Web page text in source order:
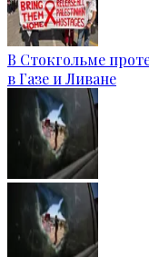
В Стокгольме
в Газе и Ливане